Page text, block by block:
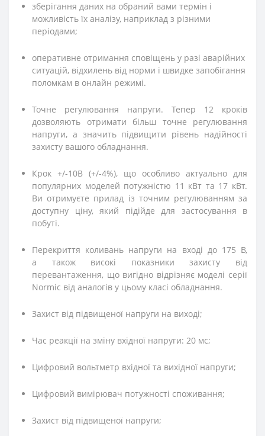
зберігання даних на обраний вами термін і
можливість їх аналізу, наприклад з різними
періодами;
оперативне отримання сповіщень у разі аварійних
ситуацій, відхилень від норми і швидке запобігання
поломкам в онлайн режимі.
Точне регулювання напруги. Тепер 12 кроків
дозволяють отримати більш точне регулювання
напруги, а значить підвищити рівень надійності
захисту вашого обладнання.
Крок +/-10В (+/-4%), що особливо актуально для
популярних моделей потужністю 11 кВт та 17 кВт.
Ви отримуєте прилад із точним регулюванням за
доступну ціну, який підійде для застосування в
побуті.
Перекриття коливань напруги на вході до 175 В,
а також високі показники захисту від
перевантаження, що вигідно відрізняє моделі серії
Normic від аналогів у цьому класі обладнання.
Захист від підвищеної напруги на виході;
Час реакції на зміну вхідної напруги: 20 мс;
Цифровий вольтметр вхідної та вихідної напруги;
Цифровий вимірювач потужності споживання;
Захист від підвищеної напруги;